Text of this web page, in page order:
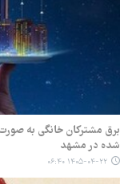
برق مشترکان خانگی به
شده در مشهد
۱۴۰۵-۰۴-۲۲ ۰۶:۴۰